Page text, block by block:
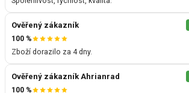
Ověřený zákazník
100 %
Zboží dorazilo za 4 dny.
Ověřený zákazník Ahrianrad
100 %